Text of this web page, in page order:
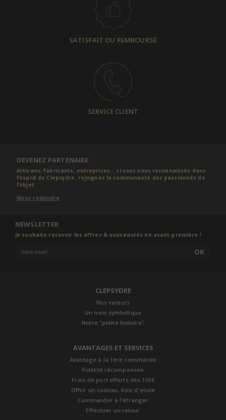
SATISFAIT OU REMBOURSÉ
SERVICE CLIENT
DEVENEZ PARTENAIRE
Artisans, fabricants, entreprises... si vous vous reconnaissez dans
l’esprit de Clepsydre, rejoignez la communauté des passionnés de
l’objet.
Nous rejoindre
NEWSLETTER
Je souhaite recevoir les offres & nouveautés en avant-première !
OK
CLEPSYDRE
Nos valeurs
Un nom symbolique
Notre "petite histoire"
AVANTAGES ET SERVICES
Avantage à la 1ère commande
Fidélité récompensée
Frais de port offerts dès 150€
Offrir un cadeau, liste d'envie
Commander à l'étranger
Effectuer un retour